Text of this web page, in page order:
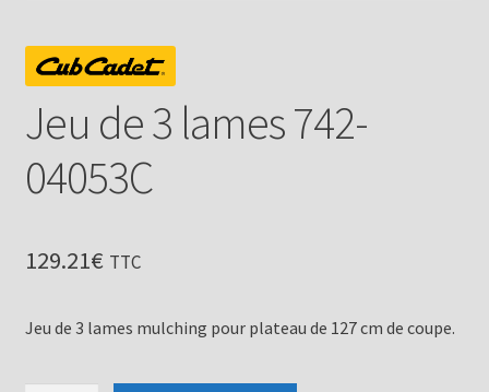
Jeu de 3 lames 742-
04053C
129.21€ TTC
Jeu de 3 lames mulching pour plateau de 127 cm de coupe.